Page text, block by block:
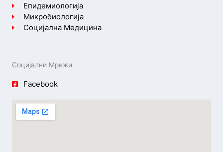
Епидемиологија
Микробиологија
Социјална Медицина
Социјални Мрежи
Facebook